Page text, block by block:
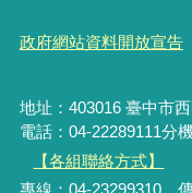
政府網站資料開放宣告
地址：403016 臺中市
電話：04-22289111分
【各組聯絡方式】
專線：04-23299310